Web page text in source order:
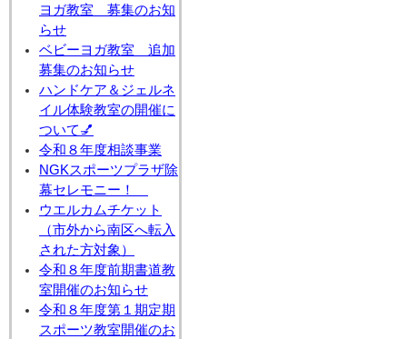
ヨガ教室 募集のお知
らせ
ベビーヨガ教室 追加
募集のお知らせ
ハンドケア＆ジェルネ
イル体験教室の開催に
ついて💅
令和８年度相談事業
NGKスポーツプラザ除
幕セレモニー！
ウエルカムチケット
（市外から南区へ転入
された方対象）
令和８年度前期書道教
室開催のお知らせ
令和８年度第１期定期
スポーツ教室開催のお